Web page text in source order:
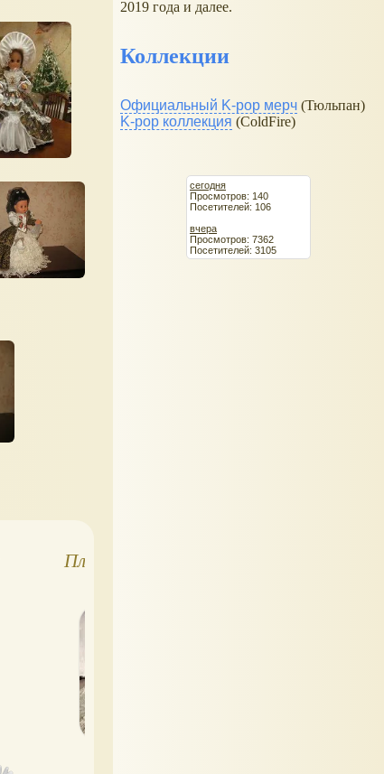
Платья для Дам
2019 года и далее.
Коллекции
Официальный K-pop мерч (Тюльпан)
K-pop коллекция (ColdFire)
сегодня
Просмотров: 140
Посетителей: 106
вчера
Просмотров: 7362
Посетителей: 3105